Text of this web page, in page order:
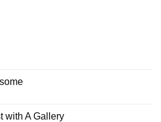
with A Gallery